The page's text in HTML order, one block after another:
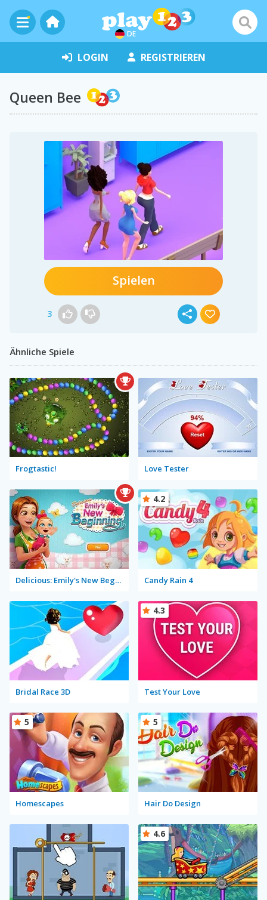
DE
LOGIN REGISTRIEREN
Queen Bee
Spielen
3
Ähnliche Spiele
Frogtastic! Love Tester
Delicious: Emily's New Beginning Candy Rain 4
4.2
Bridal Race 3D Test Your Love
4.3
Homescapes
5
Hair Do Design
5
4.6